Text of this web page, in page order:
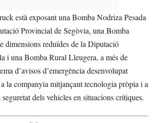
està exposant una Bomba Nodriza Pesada
Provincial de Segòvia, una Bomba
dimensions reduïdes de la Diputació
i una Bomba Rural Lleugera, a més de
d’avisos d’emergència desenvolupat
la companyia mitjançant tecnologia pròpia i a
dels vehicles en situacions crítiques.